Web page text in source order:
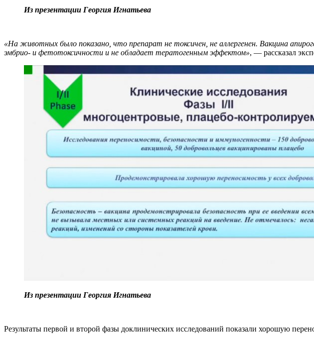
Из презентации Георгия Игнатьева
«На животных было показано, что препарат не токсичен, не аллергенен. Вакцина
эмбрио- и фетотоксичности и не обладает тератогенным эффектом», — рассказал
Из презентации Георгия Игнатьева
Результаты первой и второй фазы доклинических исследований показали хорошую